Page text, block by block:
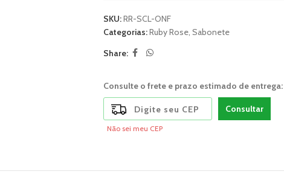
SKU:RR-SCL-ONF
Categorias:Ruby Rose, Sabonete
Share:
Consulte o frete e prazo estimado de entrega:
Consultar
Não sei meu CEP